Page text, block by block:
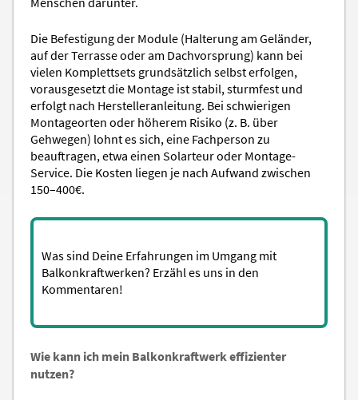
Die Befestigung der Module (Halterung am Geländer,
auf der Terrasse oder am Dachvorsprung) kann bei
vielen Komplettsets grundsätzlich selbst erfolgen,
vorausgesetzt die Montage ist stabil, sturmfest und
erfolgt nach Herstelleranleitung. Bei schwierigen
Montageorten oder höherem Risiko (z. B. über
Gehwegen) lohnt es sich, eine Fachperson zu
beauftragen, etwa einen Solarteur oder Montage-
Service. Die Kosten liegen je nach Aufwand zwischen
150­–400€.
Was sind Deine Erfahrungen im Umgang mit
Balkonkraftwerken? Erzähl es uns in den
Kommentaren!
Wie kann ich mein Balkonkraftwerk effizienter
nutzen?